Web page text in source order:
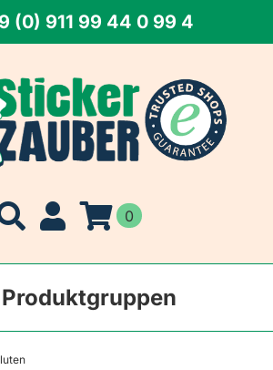
(0) 911 99 44 0 99 4
0
Produktgruppen